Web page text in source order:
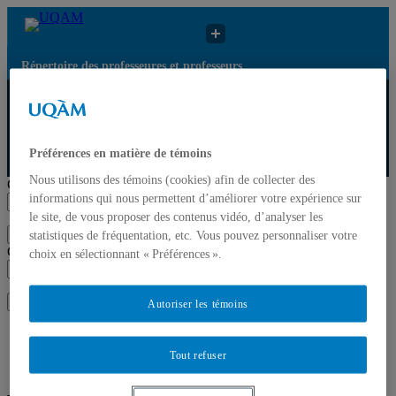
Répertoire des professeures et professeurs
Chercher par nom ou par expertise
Soumettre la recherche
Chercher par nom ou par expertise
Liste des professeures et professeurs par départements et
Préférences en matière de témoins
Nous utilisons des témoins (cookies) afin de collecter des
informations qui nous permettent d’améliorer votre expérience sur
le site, de vous proposer des contenus vidéo, d’analyser les
statistiques de fréquentation, etc. Vous pouvez personnaliser votre
choix en sélectionnant « Préférences ».
Tout refuser
Autoriser les témoins